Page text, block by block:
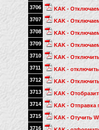
3706
KAK -
3707
KAK -
3708
KAK -
3709
KAK -
3710
KAK -
3711
KAK -
3712
KAK -
3713
KAK -
3714
KAK - Отправка
3715
KAK - Отучить
3716